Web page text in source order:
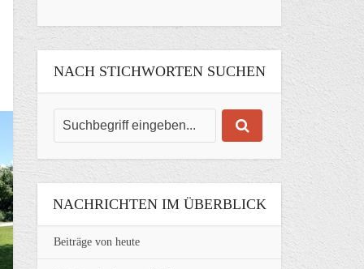
NACH STICHWORTEN SUCHEN
NACHRICHTEN IM ÜBERBLICK
Beiträge von heute